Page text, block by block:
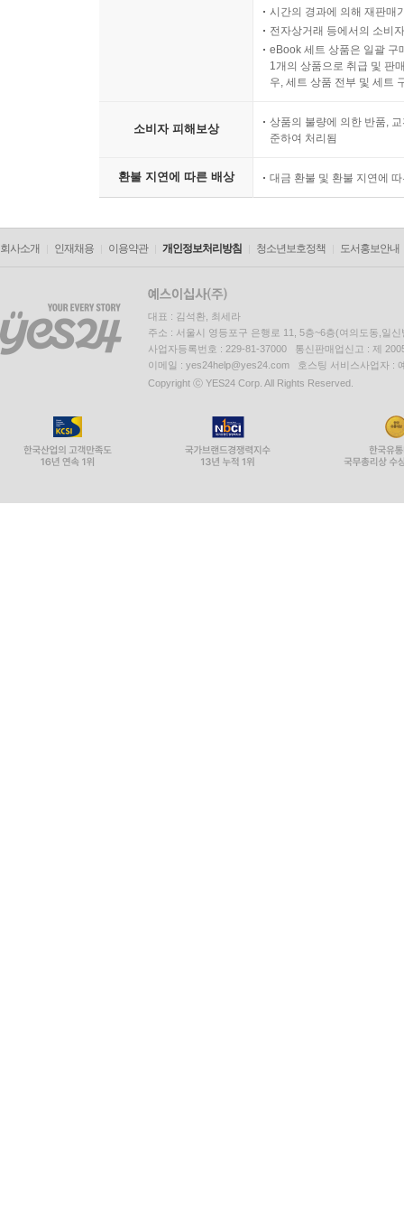
시간의 경과에 의해 재판매
전자상거래 등에서의 소비
eBook 세트 상품은 일괄 구
1개의 상품으로 취급 및 판
우, 세트 상품 전부 및 세트
소비자 피해보상
상품의 불량에 의한 반품,
준하여 처리됨
환불 지연에 따른 배상 대금 환불 및 환불 지연에
회사소개 인재채용 이용약관 개인정보처리방침 청소년보호정책 도서홍보안내
대표 : 김석환, 최세라
주소 : 서울시 영등포구 은행로 11, 5층~6층(여의도동,일신
사업자등록번호 : 229-81-37000 통신판매업신고 : 제
이메일 : yes24help@yes24.com 호스팅 서비스사업자 :
Copyright ⓒ YES24 Corp. All Rights Reserved.